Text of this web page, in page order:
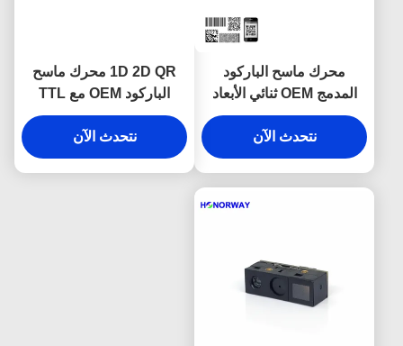
محرك ماسح الباركود
المدمج OEM ثنائي الأبعاد
1D لقارئ رمز الاستجابة
السريعة بدقة 0.3 ميجابكسلنتحدث الآن
1D 2D QR محرك ماسح
الباركود OEM مع TTL
USB لمتاجر التجزئة
نتحدث الآن